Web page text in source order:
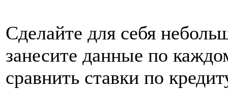
Сделайте для себя
занесите данные по
сравнить ставки по